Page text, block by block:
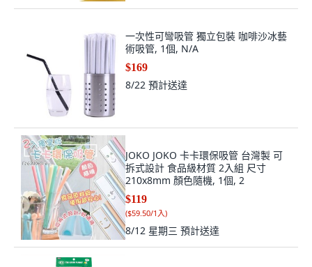
一次性可彎吸管 獨立包裝 咖啡沙冰藝
術吸管, 1個, N/A
$169
8/22 預計送達
JOKO JOKO 卡卡環保吸管 台灣製 可
拆式設計 食品級材質 2入組 尺寸
210x8mm 顏色隨機, 1個, 2
$119
($59.50/1入)
8/12 星期三 預計送達